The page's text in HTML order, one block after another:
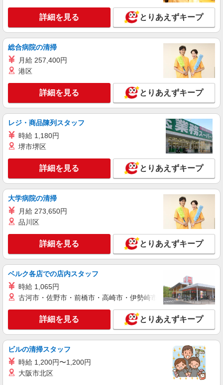
キープ 詳細を見る
株式会社kotrio /●UT-H-2069503
看護助手／資格も経験も必要なし＊やさしい気
時給1500円〜2125円 ＜日払い有/週払い有/交
通費全支給(ガソリン代含む)＞
大田原市内多数 マイカー通勤OK
キープ 詳細を見る
派遣社員
＜大田原市＞元気も、プライベートも諦めない
＊週3〜OK/看護助手
時給1500円〜2125円 ＜日払い有/週払い有/交
キープ 詳細を見る
派遣社員
株式会社kotrio /●UT-H-2093228
＜大田原市＞病院の看護助手＊日払いOK！即
時給1500円〜2125円 ＜日払い有/週払い有/交
大田原市
キープ 詳細を見る
派遣社員
株式会社kotrio /●UT-H-2051462
詳細を見る とりあえずキープ
総合病院の清掃
月給 257,400円
港区
詳細を見る とりあえずキープ
レジ・商品陳列スタッフ
時給 1,180円
堺市堺区
詳細を見る とりあえずキープ
大学病院の清掃
月給 273,650円
品川区
詳細を見る とりあえずキープ
ベルク各店での店内スタッフ
時給 1,065円
古河市・佐野市・前橋市・高崎市・伊勢崎市・太田市・館林市
詳細を見る とりあえずキープ
ビルの清掃スタッフ
時給 1,200円〜1,200円
大阪市北区